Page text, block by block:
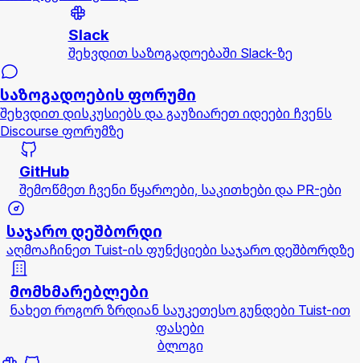
Slack
შეხვდით საზოგადოებაში Slack-ზე
საზოგადოების ფორუმი
შეხვდით დისკუსიებს და გაუზიარეთ იდეები ჩვენს
Discourse ფორუმზე
GitHub
შემოწმეთ ჩვენი წყაროები, საკითხები და PR-ები
საჯარო დეშბორდი
აღმოაჩინეთ Tuist-ის ფუნქციები საჯარო დეშბორდზე
მომხმარებლები
ნახეთ როგორ ზრდიან საუკეთესო გუნდები Tuist-ით
ფასები
ბლოგი